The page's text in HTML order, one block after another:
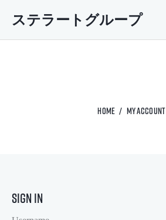
ステラートグループ
HOME MY ACCOUNT
Sign In